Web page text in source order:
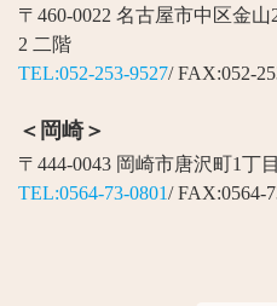
〒460-0022 名古屋市中区金
2 二階
TEL:052-253-9527/ FAX:052-
＜岡崎＞
〒444-0043 岡崎市唐沢町1丁
TEL:0564-73-0801/ FAX:0564-